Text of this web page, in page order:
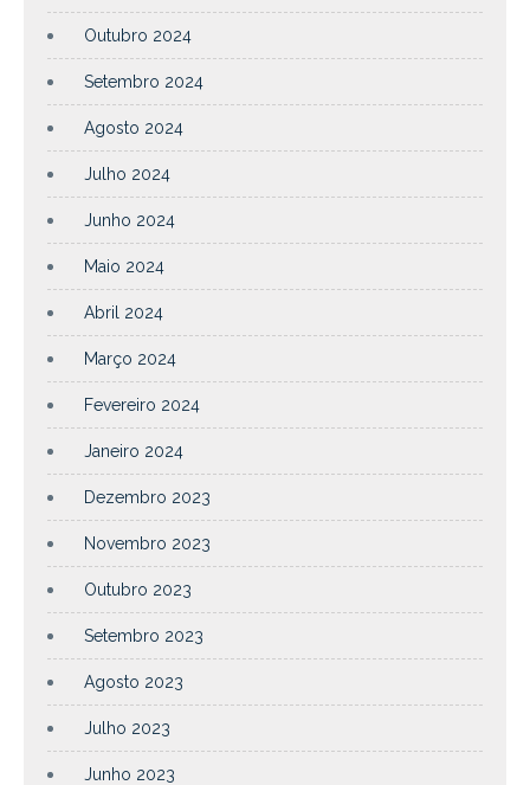
Outubro 2024
Setembro 2024
Agosto 2024
Julho 2024
Junho 2024
Maio 2024
Abril 2024
Março 2024
Fevereiro 2024
Janeiro 2024
Dezembro 2023
Novembro 2023
Outubro 2023
Setembro 2023
Agosto 2023
Julho 2023
Junho 2023